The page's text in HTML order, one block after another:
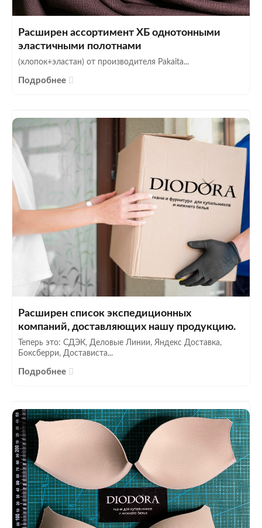
Расширен ассортимент ХБ однотонными
эластичными полотнами
(хлопок+эластан) от производителя Pakaita...
Подробнее
Расширен список экспедиционных
компаний, доставляющих нашу продукцию.
Теперь это: СДЭК, Деловые Линии, Яндекс Доставка,
Боксберри, Достависта...
Подробнее